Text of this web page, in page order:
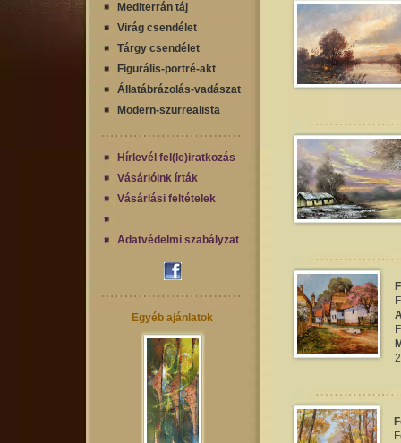
Mediterrán táj
Virág csendélet
Tárgy csendélet
Figurális-portré-akt
Állatábrázolás-vadászat
Modern-szürrealista
Hírlevél fel(le)iratkozás
Vásárlóink írták
Vásárlási feltételek
Adatvédelmi szabályzat
Egyéb ajánlatok